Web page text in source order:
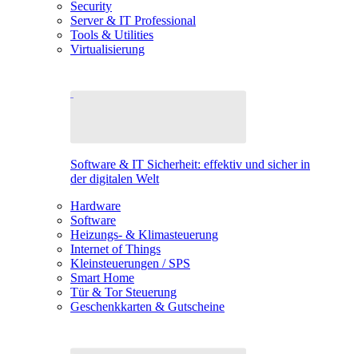
Security
Server & IT Professional
Tools & Utilities
Virtualisierung
Software & IT Sicherheit: effektiv und sicher in
der digitalen Welt
Hardware
Software
Heizungs- & Klimasteuerung
Internet of Things
Kleinsteuerungen / SPS
Smart Home
Tür & Tor Steuerung
Geschenkkarten & Gutscheine